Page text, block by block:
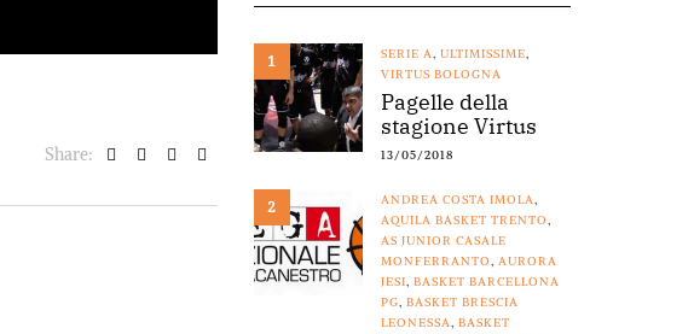
Share:
1 SERIE A, ULTIMISSIME,
VIRTUS BOLOGNA
Pagelle della
stagione Virtus
13/05/2018
2 ANDREA COSTA IMOLA,
AQUILA BASKET TRENTO,
AS JUNIOR CASALE
MONFERRANTO, AURORA
JESI, BASKET BARCELLONA
PG, BASKET BRESCIA
LEONESSA, BASKET